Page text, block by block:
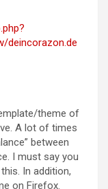
deincorazon.de
theme of
A lot of times
between
I must say you
In addition,
on Firefox.